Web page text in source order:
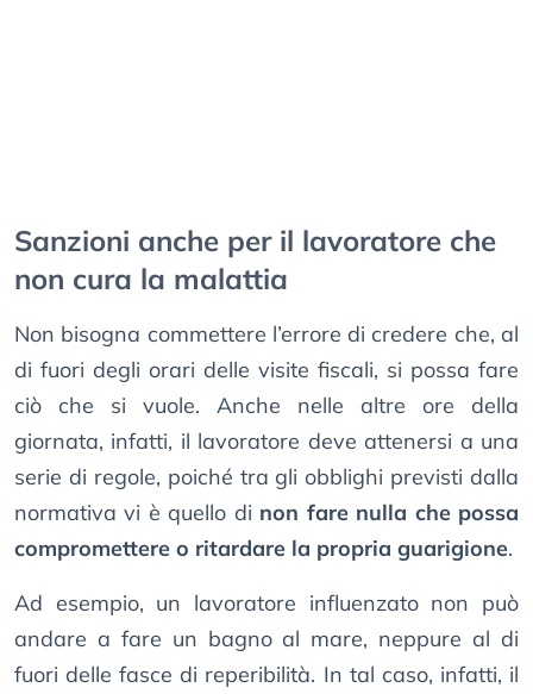
Sanzioni anche per il lavoratore che
non cura la malattia
Non bisogna commettere l’errore di credere che, al
di fuori degli orari delle visite fiscali, si possa fare
ciò che si vuole. Anche nelle altre ore della
giornata, infatti, il lavoratore deve attenersi a una
serie di regole, poiché tra gli obblighi previsti dalla
normativa vi è quello di non fare nulla che possa
compromettere o ritardare la propria guarigione.
Ad esempio, un lavoratore influenzato non può
andare a fare un bagno al mare, neppure al di
fuori delle fasce di reperibilità. In tal caso, infatti, il